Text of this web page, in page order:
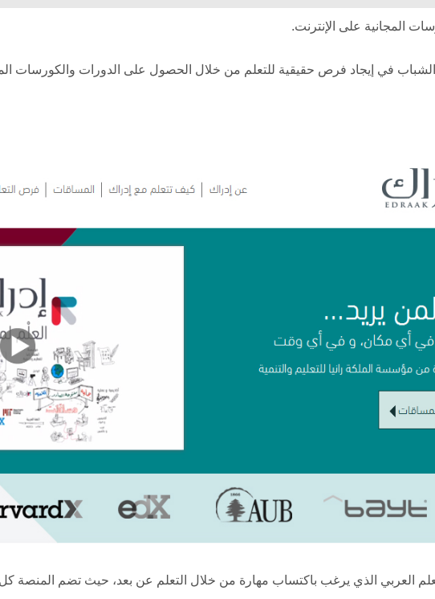
المجانية على الإنترنت.
في إيجاد فرص حقيقية للتعلم من خلال الحصول على الدورات والكورسات
العربي الذي يرغب باكتساب مهارة من خلال التعلم عن بعد، حيث تضم المنصة